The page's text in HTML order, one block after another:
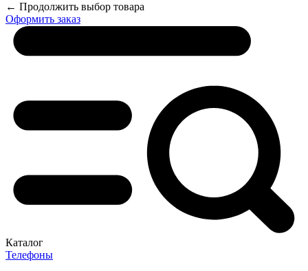
← Продолжить выбор товара
Оформить заказ
Каталог
Телефоны